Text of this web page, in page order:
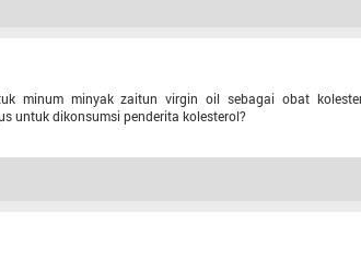
minum minyak zaitun virgin oil sebagai obat
untuk dikonsumsi penderita kolesterol?